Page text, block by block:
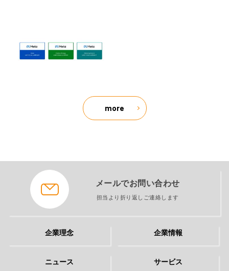
more
メールでお問い合わせ
担当より折り返しご連絡します
企業理念 企業情報
ニュース サービス